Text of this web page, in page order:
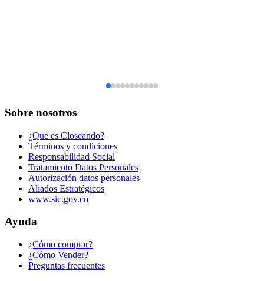
Sobre nosotros
¿Qué es Closeando?
Términos y condiciones
Responsabilidad Social
Tratamiento Datos Personales
Autorización datos personales
Aliados Estratégicos
www.sic.gov.co
Ayuda
¿Cómo comprar?
¿Cómo Vender?
Preguntas frecuentes